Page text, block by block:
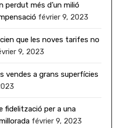
perdut més d’un milió
février 9, 2023
que les noves tarifes no
9, 2023
vendes a grans superfícies
fidelització per a una
février 9, 2023